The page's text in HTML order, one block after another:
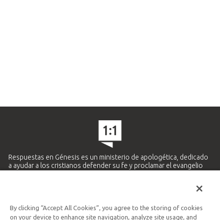
Respuestas en Génesis es un ministerio de apologética, dedicado
a ayudar a los cristianos defender su fe y proclamar el evangelio
Ministerio Hispano y Latinoamericano
By clicking “Accept All Cookies”, you agree to the storing of cookies
on your device to enhance site navigation, analyze site usage, and